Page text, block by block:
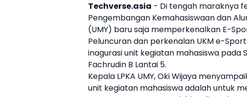
Techverse.asia - Di tengah maraknya
Pengembangan Kemahasiswaan dan
(UMY) baru saja memperkenalkan E-
Peluncuran dan perkenalan UKM e-
inagurasiunit kegiatan mahasiswa pada
Fachrudin B Lantai 5.
Kepala LPKA UMY, Oki Wijaya
unit kegiatan mahasiswaadalah untuk